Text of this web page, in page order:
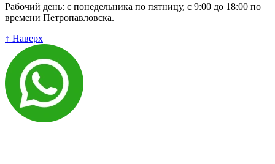
Рабочий день: с понедельника по пятницу, с 9:00 до 18:00 по
времени Петропавловска.
↑ Наверх